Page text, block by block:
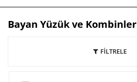
Bayan Yüzük ve Kombinler
FİLTRELE